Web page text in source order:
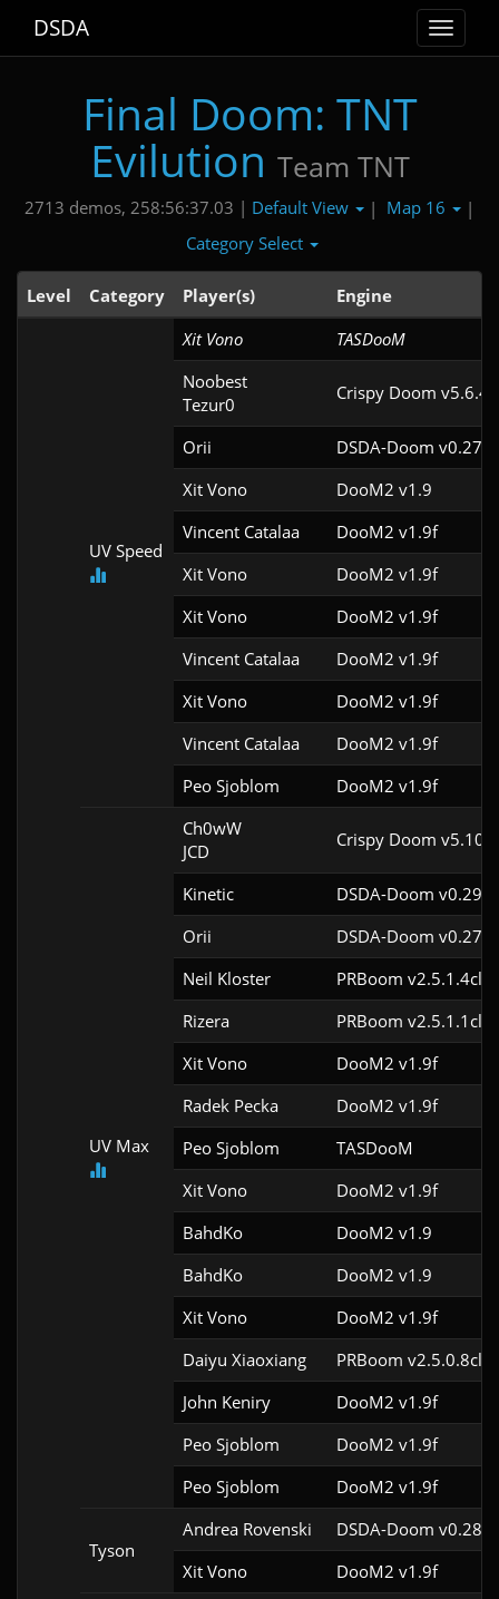
Toggle
DSDA
Final Doom: TNT
Evilution Team TNT
2713 demos, 258:56:37.03 | Default View | Map 16
|
Category Select
Level Category Player(s) Engine
UV Speed
Xit Vono
TASDooM
Noobest
Tezur0
Crispy Doom v5.6.4
Orii
DSDA-Doom
Xit Vono
DooM2 v1.9
Vincent Catalaa
DooM2 v1.9f
Xit Vono
DooM2 v1.9f
Xit Vono
DooM2 v1.9f
Vincent Catalaa
DooM2 v1.9f
Xit Vono
DooM2 v1.9f
Vincent Catalaa
DooM2 v1.9f
Peo Sjoblom
DooM2 v1.9f
UV Max
Ch0wW
JCD
Crispy Doom v5.10.0
Kinetic
DSDA-Doom
Orii
DSDA-Doom
Neil Kloster
PRBoom v2.5.1.4cl4
Rizera
PRBoom v2.5.1.1cl4
Xit Vono
DooM2 v1.9f
Radek Pecka
DooM2 v1.9f
Peo Sjoblom
TASDooM
Xit Vono
DooM2 v1.9f
BahdKo
DooM2 v1.9
BahdKo
DooM2 v1.9
Xit Vono
DooM2 v1.9f
Daiyu Xiaoxiang
PRBoom v2.5.0.8cl4
John Keniry
DooM2 v1.9f
Peo Sjoblom
DooM2 v1.9f
Peo Sjoblom
DooM2 v1.9f
Tyson
Andrea Rovenski
DSDA-Doom
Xit Vono
DooM2 v1.9f